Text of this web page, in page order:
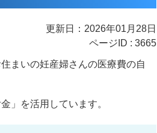
更新日：2026年01月28日
ページID : 3665
まいの妊産婦さんの医療費の自
」を活用しています。